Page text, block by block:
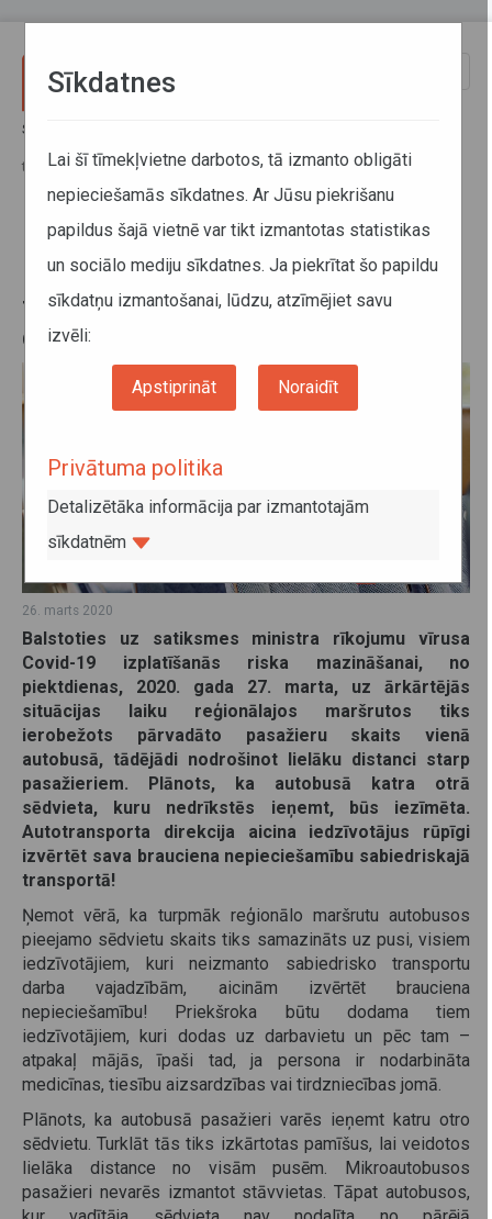
Sākums
tādējādi nodrošinot lielāku distanci starp pasažieriem
No 27. marta tiks ierobežots
pasažieru skaits vienā autobusā,
tādējādi nodrošinot lielāku
distanci starp pasažieriem
26. marts 2020
Balstoties uz satiksmes ministra rīkojumu vīrusa
Covid-19 izplatīšanās riska mazināšanai, no
piektdienas, 2020. gada 27. marta, uz ārkārtējās
situācijas laiku reģionālajos maršrutos tiks
ierobežots pārvadāto pasažieru skaits vienā
autobusā, tādējādi nodrošinot lielāku distanci starp
pasažieriem. Plānots, ka autobusā katra otrā
sēdvieta, kuru nedrīkstēs ieņemt, būs iezīmēta.
Autotransporta direkcija aicina iedzīvotājus rūpīgi
izvērtēt sava brauciena nepieciešamību sabiedriskajā
transportā!
Ņemot vērā, ka turpmāk reģionālo maršrutu autobusos
pieejamo sēdvietu skaits tiks samazināts uz pusi, visiem
iedzīvotājiem, kuri neizmanto sabiedrisko transportu
darba vajadzībām, aicinām izvērtēt brauciena
nepieciešamību! Priekšroka būtu dodama tiem
iedzīvotājiem, kuri dodas uz darbavietu un pēc tam –
atpakaļ mājās, īpaši tad, ja persona ir nodarbināta
medicīnas, tiesību aizsardzības vai tirdzniecības jomā.
Plānots, ka autobusā pasažieri varēs ieņemt katru otro
sēdvietu. Turklāt tās tiks izkārtotas pamīšus, lai veidotos
lielāka distance no visām pusēm. Mikroautobusos
pasažieri nevarēs izmantot stāvvietas. Tāpat autobusos,
Sīkdatnes
Lai šī tīmekļvietne darbotos, tā izmanto obligāti
nepieciešamās sīkdatnes. Ar Jūsu piekrišanu
papildus šajā vietnē var tikt izmantotas statistikas
un sociālo mediju sīkdatnes. Ja piekrītat šo papildu
sīkdatņu izmantošanai, lūdzu, atzīmējiet savu
izvēli:
Apstiprināt Noraidīt
Privātuma politika
Detalizētāka informācija par izmantotajām
sīkdatnēm